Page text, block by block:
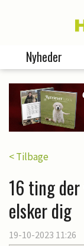
Nyheder
< Tilbage
16 ting
elsker dig
19-10-2023 11:26